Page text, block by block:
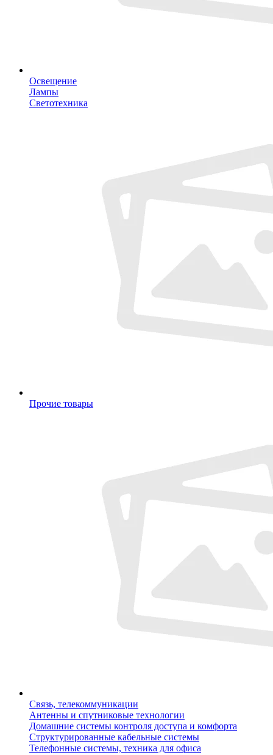
Освещение
Лампы
Светотехника
Прочие товары
Связь, телекоммуникации
Антенны и спутниковые технологии
Домашние системы контроля доступа и комфорта
Структурированные кабельные системы
Телефонные системы, техника для офиса